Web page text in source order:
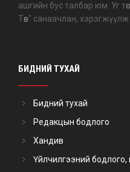
ашгийн бус талбар юм. Уг
Төв" санаачлан, хэрэгжүүлж
БИДНИЙ ТУХАЙ
Бидний тухай
Редакцын бодлого
Хандив
Үйлчилгээний бодлого,